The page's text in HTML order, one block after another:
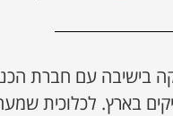
בישיבה עם חברת
בארץ. לכלוכית